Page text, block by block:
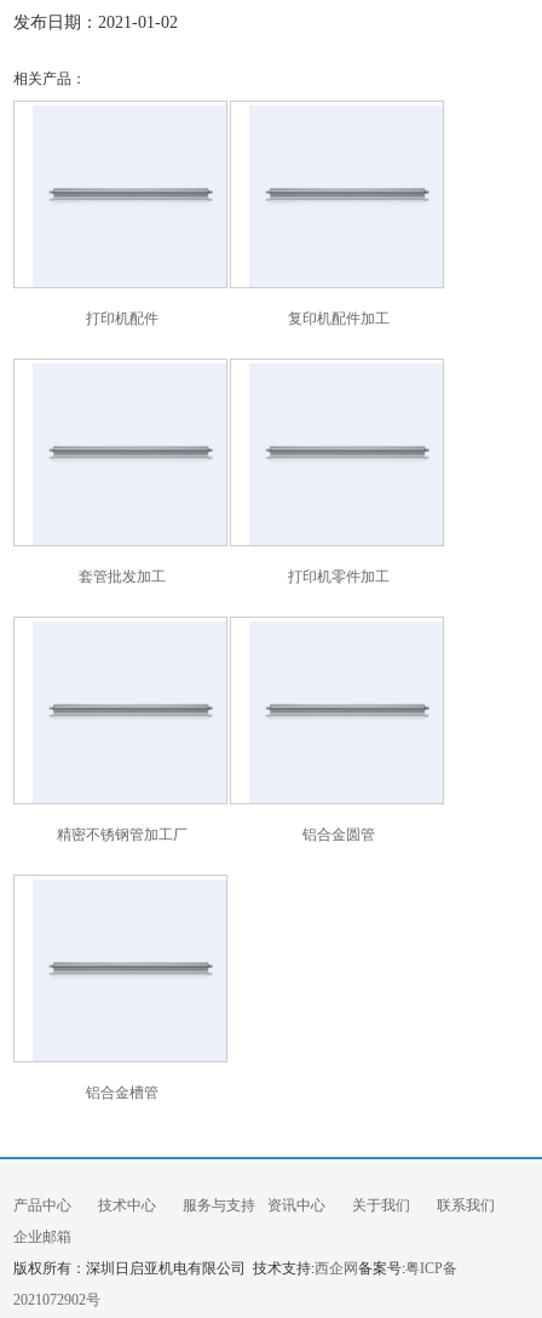
发布日期：2021-01-02
相关产品：
打印机配件 复印机配件加工
套管批发加工 打印机零件加工
精密不锈钢管加工厂 铝合金圆管
铝合金槽管
产品中心 技术中心 服务与支持 资讯中心 关于我们
联系我们
企业邮箱
版权所有：深圳日启亚机电有限公司 技术支持:西企网备案号:粤ICP备
2021072902号